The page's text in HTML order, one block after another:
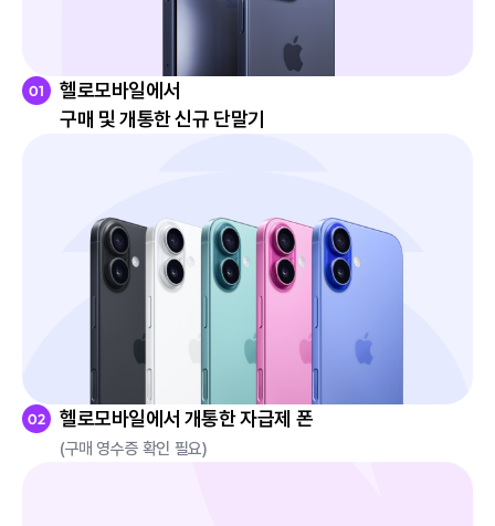
헬로모바일에서
구매 및 개통한 신규 단말기
헬로모바일에서 개통한 자급제 폰
(구매 영수증 확인 필요)